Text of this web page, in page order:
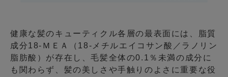
健康な髪のキューティクル各層の最表面には、脂質
成分18-ＭＥＡ（18-メチルエイコサン酸／ラノリン
脂肪酸）が存在し、毛髪全体の0.1％未満の成分に
も関わらず、髪の美しさや手触りのよさに重要な役